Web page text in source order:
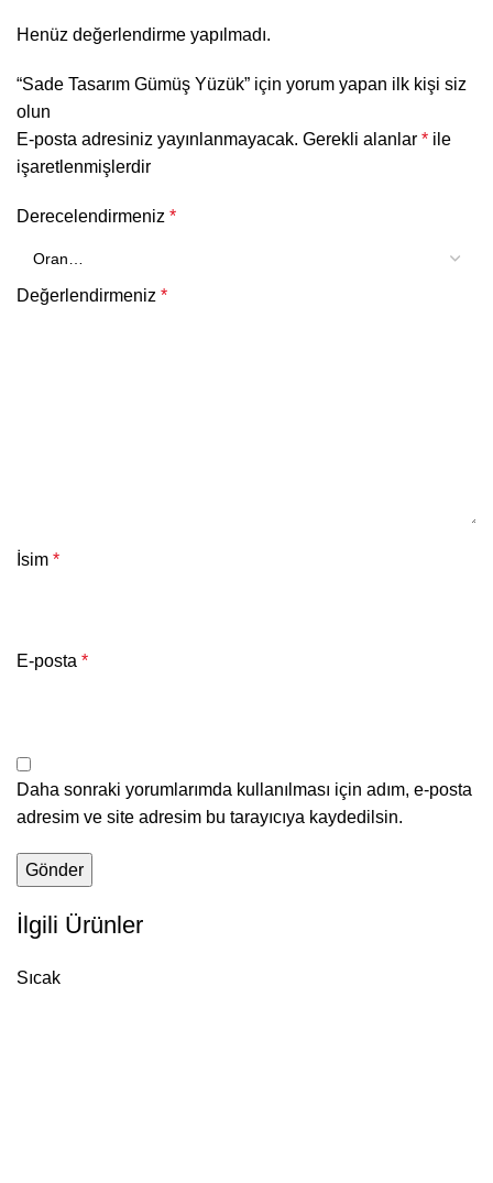
Henüz değerlendirme yapılmadı.
“Sade Tasarım Gümüş Yüzük” için yorum yapan ilk kişi siz
olun
E-posta adresiniz yayınlanmayacak. Gerekli alanlar * ile
işaretlenmişlerdir
Derecelendirmeniz *
Değerlendirmeniz *
İsim *
E-posta *
Daha sonraki yorumlarımda kullanılması için adım, e-posta
adresim ve site adresim bu tarayıcıya kaydedilsin.
İlgili Ürünler
Sıcak